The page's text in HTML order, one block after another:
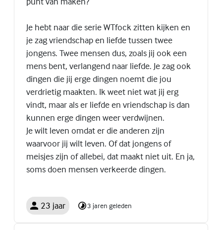
Je hebt naar die serie WTfock zitten kijken en
je zag vriendschap en liefde tussen twee
jongens. Twee mensen dus, zoals jij ook een
mens bent, verlangend naar liefde. Je zag ook
dingen die jij erge dingen noemt die jou
verdrietig maakten. Ik weet niet wat jij erg
vindt, maar als er liefde en vriendschap is dan
kunnen erge dingen weer verdwijnen.
Je wilt leven omdat er die anderen zijn
waarvoor jij wilt leven. Of dat jongens of
meisjes zijn of allebei, dat maakt niet uit. En ja,
soms doen mensen verkeerde dingen.
23 jaar 3 jaren geleden